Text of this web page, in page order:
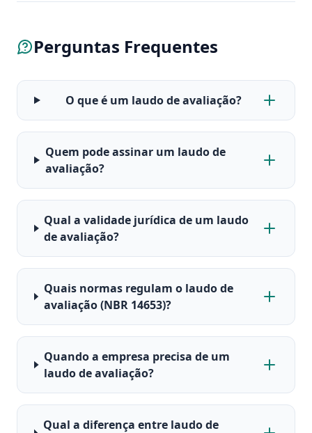
Perguntas Frequentes
O que é um laudo de avaliação?
Quem pode assinar um laudo de
avaliação?
Qual a validade jurídica de um laudo
de avaliação?
Quais normas regulam o laudo de
avaliação (NBR 14653)?
Quando a empresa precisa de um
laudo de avaliação?
Qual a diferença entre laudo de